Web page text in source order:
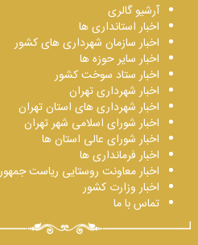
آرشیو گالری
اخبار استانداری ها
اخبار سازمان شهرداری های کشور
اخبار سایر حوزه ها
اخبار ستاد سوخت کشور
اخبار شهرداری تهران
اخبار شهرداری های استان تهران
اخبار شورای اسلامی شهر تهران
اخبار شورای عالی استان ها
اخبار فرمانداری ها
اخبار معاونت روستایی ریاست
اخبار وزارت کشور
تماس با ما